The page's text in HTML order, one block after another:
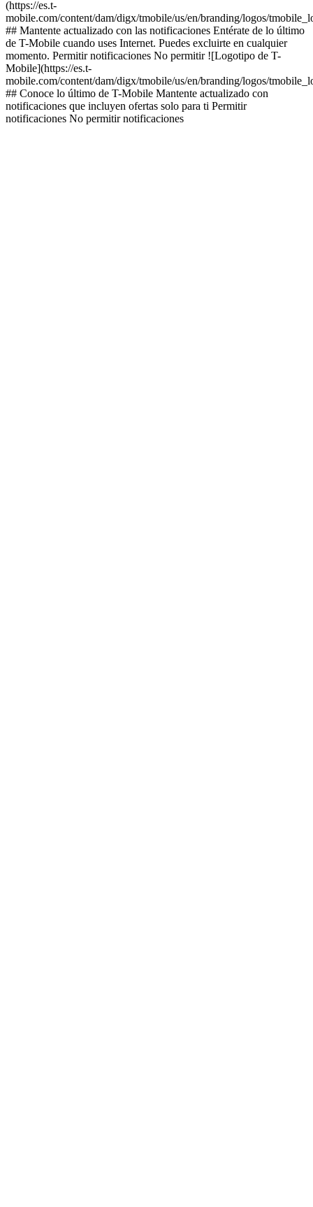
(https://es.t-
mobile.com/content/dam/digx/tmobile/us/en/branding/logos/
## Mantente actualizado con las notificaciones Entérate de lo último
de T-Mobile cuando uses Internet. Puedes excluirte en cualquier
momento. Permitir notificaciones No permitir ![Logotipo de T-
Mobile](https://es.t-
mobile.com/content/dam/digx/tmobile/us/en/branding/logos/
## Conoce lo último de T-Mobile Mantente actualizado con
notificaciones que incluyen ofertas solo para ti Permitir
notificaciones No permitir notificaciones